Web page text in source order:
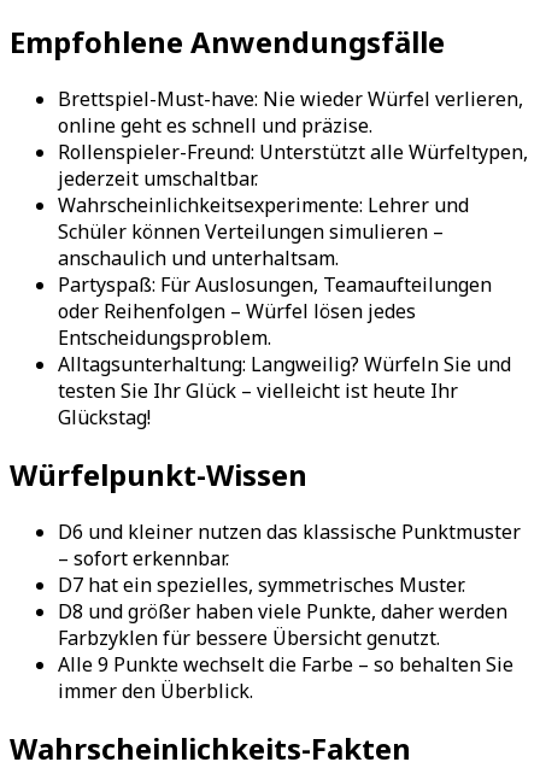
Empfohlene Anwendungsfälle
Brettspiel-Must-have: Nie wieder Würfel verlieren,
online geht es schnell und präzise.
Rollenspieler-Freund: Unterstützt alle Würfeltypen,
jederzeit umschaltbar.
Wahrscheinlichkeitsexperimente: Lehrer und
Schüler können Verteilungen simulieren –
anschaulich und unterhaltsam.
Partyspaß: Für Auslosungen, Teamaufteilungen
oder Reihenfolgen – Würfel lösen jedes
Entscheidungsproblem.
Alltagsunterhaltung: Langweilig? Würfeln Sie und
testen Sie Ihr Glück – vielleicht ist heute Ihr
Glückstag!
Würfelpunkt-Wissen
D6 und kleiner nutzen das klassische Punktmuster
– sofort erkennbar.
D7 hat ein spezielles, symmetrisches Muster.
D8 und größer haben viele Punkte, daher werden
Farbzyklen für bessere Übersicht genutzt.
Alle 9 Punkte wechselt die Farbe – so behalten Sie
immer den Überblick.
Wahrscheinlichkeits-Fakten